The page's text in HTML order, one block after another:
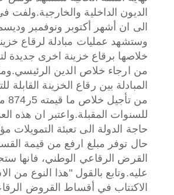
الديون الداخلية والخارجية.ولفت
الى ان أشهر أكتوبر ونوفمبر
وستشهد عمليات مبادلة لرقاع
خلاصها برقاع خزينة اخرى جديدة
من ارجاء خلاص الدين الرئيسي.
المبادلة بين رقاع الخزينة القابلة
من
للسنوات المقبلة.واعتبر ان هذه
حاجة الدولة الى تعبئة التمويلات
حال توفر مبلغ ارفع من قيمة
القرض الرقاعي الوطني، فانها
عليه.وتابع بالقول "هذا النوع من
الاكتتاب في أقساط القروض